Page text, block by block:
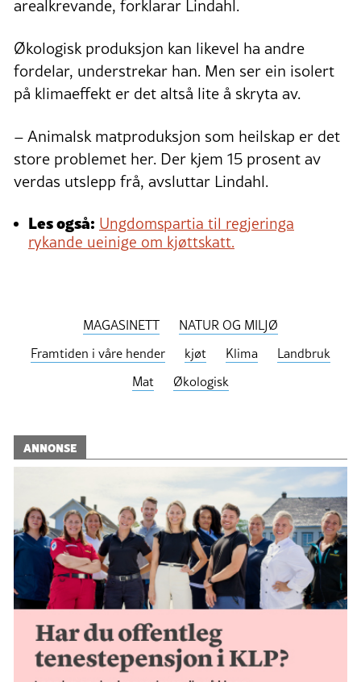
arealkrevande, forklarar Lindahl.
Økologisk produksjon kan likevel ha andre
fordelar, understrekar han. Men ser ein isolert
på klimaeffekt er det altså lite å skryta av.
– Animalsk matproduksjon som heilskap er det
store problemet her. Der kjem 15 prosent av
verdas utslepp frå, avsluttar Lindahl.
Les også: Ungdomspartia til regjeringa
rykande ueinige om kjøttskatt.
MAGASINETT
NATUR OG MILJØ
Framtiden i våre hender
kjøt Klima
Landbruk
Mat
Økologisk
ANNONSE